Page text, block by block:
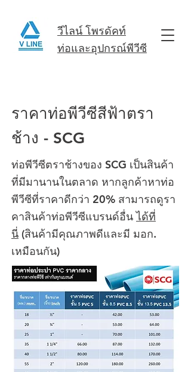
วีไลน์ โพรดัคท์
ท่อและอุปกรณ์พีวีซี
ราคาท่อพีวีซีสีฟ้าตรา
ช้าง - SCG
ท่อพีวีซีตราช้างของ SCG เป็นสินค้า
ที่มีมานานในตลาด หากลูกค้าหาท่อ
พีวีซีที่ราคาดีกว่า 20% สามารถดูรา
คาสินค้าท่อพีวีซีแบรนด์อื่นได้ที่
นี่ (สินค้ามีคุณภาพดีและมี มอก.
เหมือนกัน)